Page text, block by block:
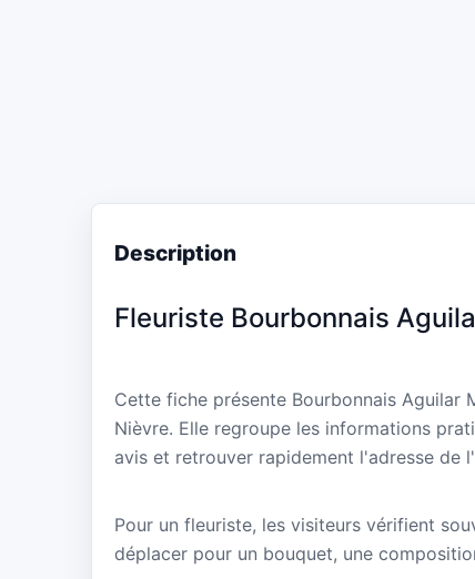
Description
Fleuriste Bourbonnais
Cette fiche présente Bourbonnais Aguilar
Nièvre. Elle regroupe les informations
avis et retrouver rapidement l'adresse de
Pour un fleuriste, les visiteurs vérifient
déplacer pour un bouquet, une